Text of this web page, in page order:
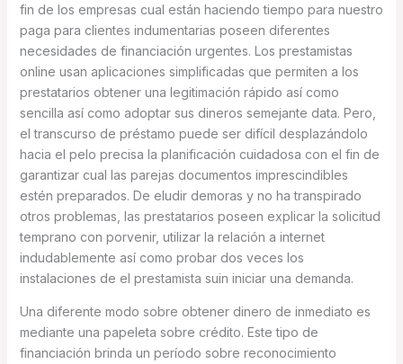
fin de los empresas cual están haciendo tiempo para nuestro
paga para clientes indumentarias poseen diferentes
necesidades de financiación urgentes. Los prestamistas
online usan aplicaciones simplificadas que permiten a los
prestatarios obtener una legitimación rápido así­ como
sencilla así­ como adoptar sus dineros semejante data. Pero,
el transcurso de préstamo puede ser difícil desplazándolo
hacia el pelo precisa la planificación cuidadosa con el fin de
garantizar cual las parejas documentos imprescindibles
estén preparados. De eludir demoras y no ha transpirado
otros problemas, las prestatarios poseen explicar la solicitud
temprano con porvenir, utilizar la relación a internet
indudablemente así­ como probar dos veces los
instalaciones de el prestamista suin iniciar una demanda.
Una diferente modo sobre obtener dinero de inmediato es
mediante una papeleta sobre crédito. Este tipo de
financiación brinda un período sobre reconocimiento